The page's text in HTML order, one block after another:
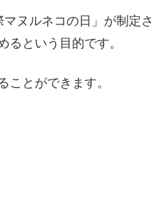
ヌルネコの日」が制定さ
という目的です。
ことができます。